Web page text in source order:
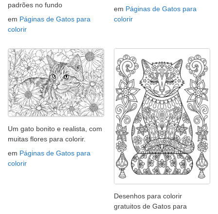
padrões no fundo
em Páginas de Gatos para
colorir
em Páginas de Gatos para
colorir
Um gato bonito e realista, com
muitas flores para colorir.
em Páginas de Gatos para
colorir
Desenhos para colorir
gratuitos de Gatos para